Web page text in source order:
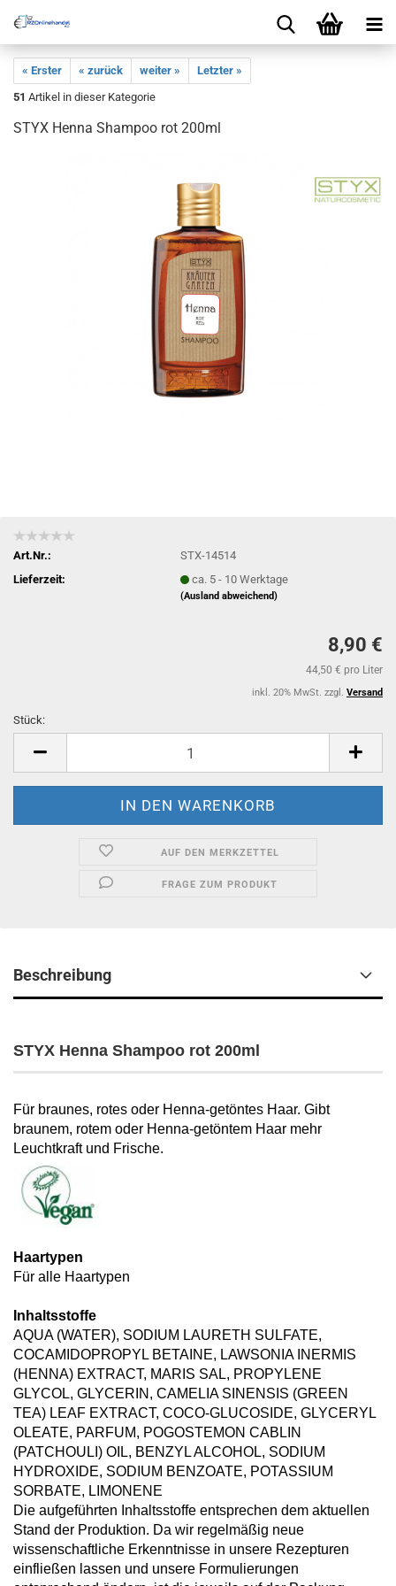
« Erster « zurück weiter »
Letzter »
51 Artikel in dieser Kategorie
STYX Henna Shampoo rot 200ml
Art.Nr.:
STX-14514
Lieferzeit:
ca. 5 - 10 Werktage
(Ausland abweichend)
8,90 €
44,50 € pro Liter
inkl. 20% MwSt. zzgl. Versand
Stück:
AUF DEN MERKZETTEL
FRAGE ZUM PRODUKT
Beschreibung
STYX Henna Shampoo rot 200ml
Für braunes, rotes oder Henna-getöntes Haar. Gibt
braunem, rotem oder Henna-getöntem Haar mehr
Leuchtkraft und Frische.
Haartypen
Für alle Haartypen
Inhaltsstoffe
AQUA (WATER), SODIUM LAURETH SULFATE,
COCAMIDOPROPYL BETAINE, LAWSONIA INERMIS
(HENNA) EXTRACT, MARIS SAL, PROPYLENE
GLYCOL, GLYCERIN, CAMELIA SINENSIS (GREEN
TEA) LEAF EXTRACT, COCO-GLUCOSIDE, GLYCERYL
OLEATE, PARFUM, POGOSTEMON CABLIN
(PATCHOULI) OIL, BENZYL ALCOHOL, SODIUM
HYDROXIDE, SODIUM BENZOATE, POTASSIUM
SORBATE, LIMONENE
Die aufgeführten Inhaltsstoffe entsprechen dem aktuellen
Stand der Produktion. Da wir regelmäßig neue
wissenschaftliche Erkenntnisse in unsere Rezepturen
einfließen lassen und unsere Formulierungen